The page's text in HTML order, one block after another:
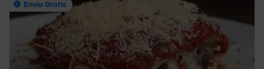
Envío Gratis